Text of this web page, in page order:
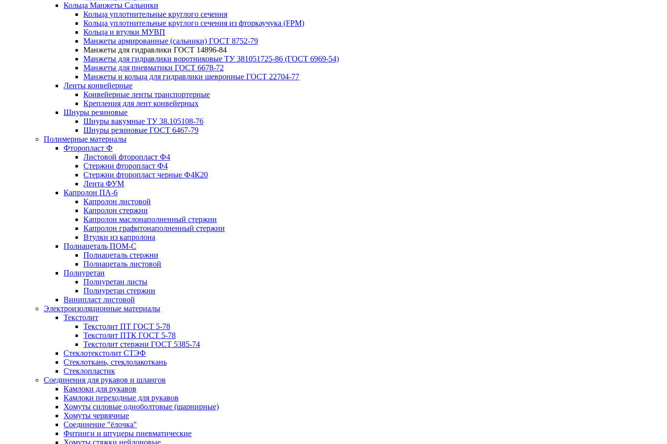
Кольца Манжеты Сальники
Кольца уплотнительные круглого сечения
Кольца уплотнительные круглого сечения из фторкаучука (FPM)
Кольца и втулки МУВП
Манжеты армированные (сальники) ГОСТ 8752-79
Манжеты для гидравлики ГОСТ 14896-84
Манжеты для гидравлики воротниковые ТУ 381051725-86 (ГОСТ 6969-54)
Манжеты для пневматики ГОСТ 6678-72
Манжеты и кольца для гидравлики шевронные ГОСТ 22704-77
Ленты конвейерные
Конвейерные ленты транспортерные
Крепления для лент конвейерных
Шнуры резиновые
Шнуры вакумные ТУ 38.105108-76
Шнуры резиновые ГОСТ 6467-79
Полимерные материалы
Фторопласт Ф
Листовой фторопласт Ф4
Стержни фторопласт Ф4
Стержни фторопласт черные Ф4К20
Лента ФУМ
Капролон ПА-6
Капролон листовой
Капролон стержни
Капролон маслонаполненный стержни
Капролон графитонаполненный стержни
Втулки из капролона
Полиацеталь ПОМ-С
Полиацеталь стержни
Полиацеталь листовой
Полиуретан
Полиуретан листы
Полиуретан стержни
Винипласт листовой
Электроизоляционные материалы
Текстолит
Текстолит ПТ ГОСТ 5-78
Текстолит ПТК ГОСТ 5-78
Текстолит стержни ГОСТ 5385-74
Стеклотекстолит СТЭФ
Стеклоткань, стеклолакоткань
Стеклопластик
Соединения для рукавов и шлангов
Камлоки для рукавов
Камлоки переходные для рукавов
Хомуты силовые одноболтовые (шарнирные)
Хомуты червячные
Соединение "ёлочка"
Фитинги и штуцеры пневматические
Хомуты стяжки нейлоновые